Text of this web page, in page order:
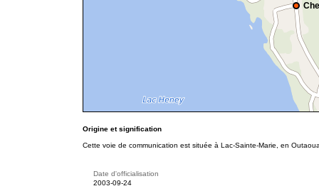
Origine et signification
Cette voie de communication est située à Lac-Sainte-Marie, en
Date d'officialisation
2003-09-24